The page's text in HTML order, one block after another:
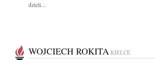
dzieli...
WOJCIECH ROKITA KIELCE